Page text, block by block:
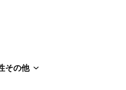
その他